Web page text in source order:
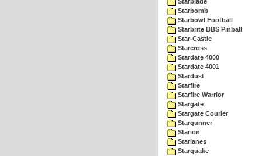
Starbomb
Starbowl Football
Starbrite BBS Pinball
Star-Castle
Starcross
Stardate 4000
Stardate 4001
Stardust
Starfire
Starfire Warrior
Stargate
Stargate Courier
Stargunner
Starion
Starlanes
Starquake